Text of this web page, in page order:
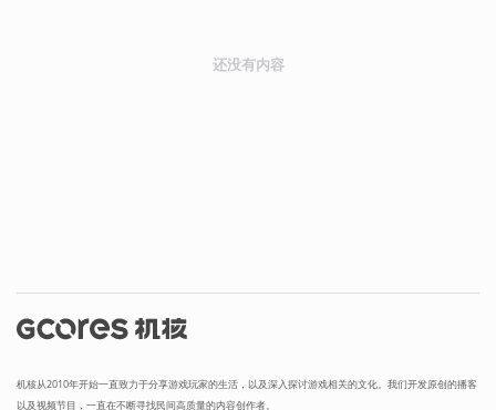
还没有内容
机核从2010年开始一直致力于分享游戏玩家的生活，以及深入探讨游戏相关的文化。我们开发原创的播客
以及视频节目，一直在不断寻找民间高质量的内容创作者。